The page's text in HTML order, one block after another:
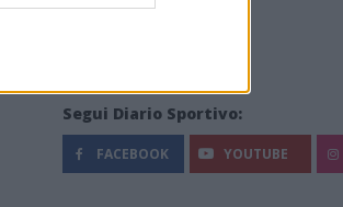
Segui Diario Sportivo:
FACEBOOK YOUTUBE